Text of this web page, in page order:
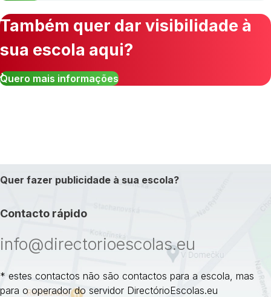
Também quer dar visibilidade à
sua escola aqui?
Quero mais informações
Quer fazer publicidade à sua escola?
Contacto rápido
info@directorioescolas.eu
* estes contactos não são contactos para a escola, mas
para o operador do servidor DirectórioEscolas.eu